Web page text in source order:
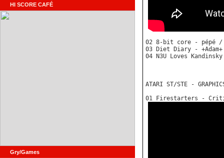
HI SCORE CAFÉ
Gry/Games
02 8-bit core - pépé /
03 Diet Diary -
04 N3U Loves
ATARI ST/STE -
01 Firestarters -